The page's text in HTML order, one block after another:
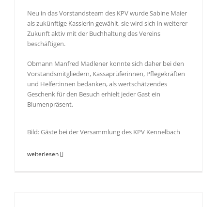
Neu in das Vorstandsteam des KPV wurde Sabine Maier
als zukünftige Kassierin gewählt, sie wird sich in weiterer
Zukunft aktiv mit der Buchhaltung des Vereins
beschäftigen.
Obmann Manfred Madlener konnte sich daher bei den
Vorstandsmitgliedern, Kassaprüferinnen, Pflegekräften
und Helfer:innen bedanken, als wertschätzendes
Geschenk für den Besuch erhielt jeder Gast ein
Blumenpräsent.
Bild: Gäste bei der Versammlung des KPV Kennelbach
weiterlesen